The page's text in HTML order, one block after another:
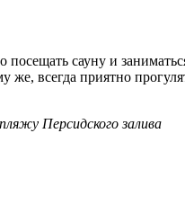
сауну и
всегда приятно
Персидского залива